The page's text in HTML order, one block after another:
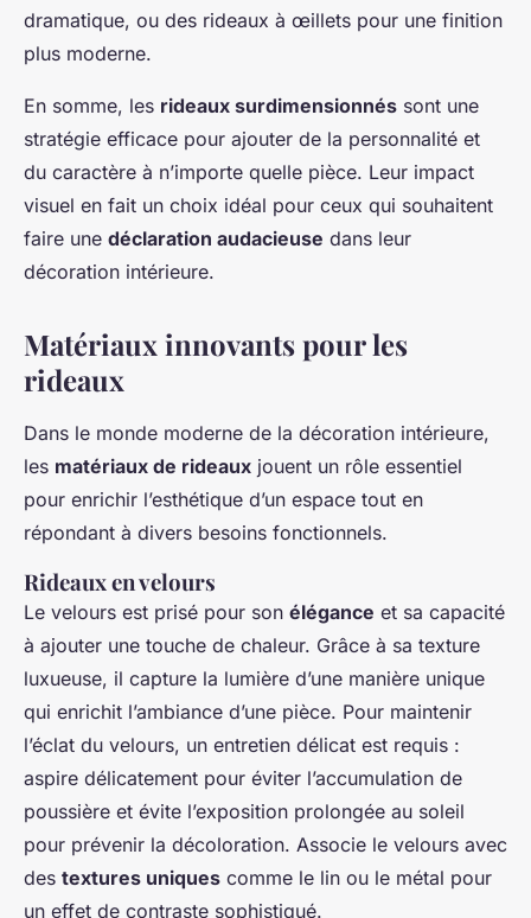
dramatique, ou des rideaux à œillets pour une finition
plus moderne.
En somme, les rideaux surdimensionnés sont une
stratégie efficace pour ajouter de la personnalité et
du caractère à n’importe quelle pièce. Leur impact
visuel en fait un choix idéal pour ceux qui souhaitent
faire une déclaration audacieuse dans leur
décoration intérieure.
Matériaux innovants pour les
rideaux
Dans le monde moderne de la décoration intérieure,
les matériaux de rideaux jouent un rôle essentiel
pour enrichir l’esthétique d’un espace tout en
répondant à divers besoins fonctionnels.
Rideaux en velours
Le velours est prisé pour son élégance et sa capacité
à ajouter une touche de chaleur. Grâce à sa texture
luxueuse, il capture la lumière d’une manière unique
qui enrichit l’ambiance d’une pièce. Pour maintenir
l’éclat du velours, un entretien délicat est requis :
aspire délicatement pour éviter l’accumulation de
poussière et évite l’exposition prolongée au soleil
pour prévenir la décoloration. Associe le velours avec
des textures uniques comme le lin ou le métal pour
un effet de contraste sophistiqué.